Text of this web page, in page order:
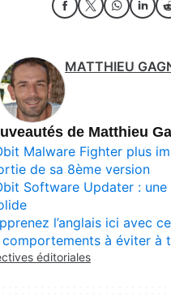
MATTHIEU
de Matthieu
Malware Fighter plus
de sa 8ème version
Software Updater :
l’anglais ici avec
à éviter à
éditoriales